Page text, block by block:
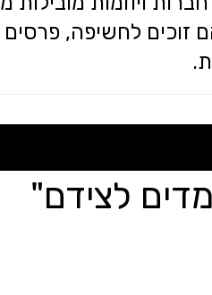
זוכים לחשיפה, פרסים
לצידם"